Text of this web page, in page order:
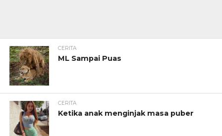
CERITA
ML Sampai Puas
CERITA
Ketika anak menginjak masa puber